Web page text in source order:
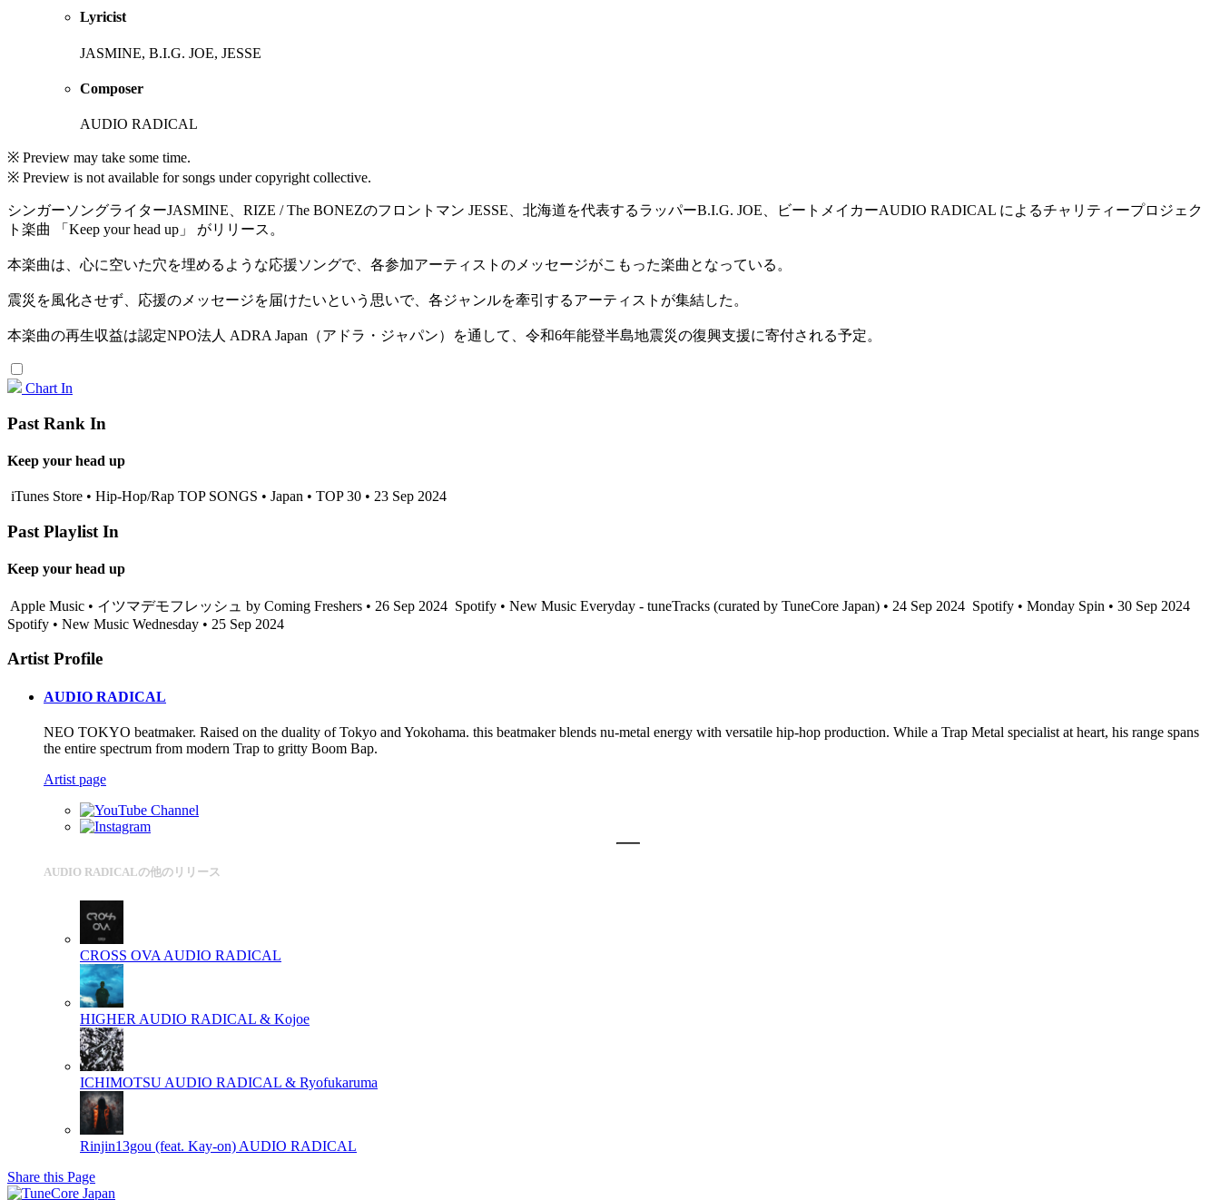
Lyricist
JASMINE, B.I.G. JOE, JESSE
Composer
AUDIO RADICAL
※ Preview may take some time.
※ Preview is not available for songs under copyright collective.
シンガーソングライターJASMINE、RIZE / The BONEZのフロントマン JESSE、北海道を代表するラッパーB.I.G. JOE、ビートメイカーAUDIO RADICAL によるチャリティープロジェク
ト楽曲 「Keep your head up」 がリリース。
本楽曲は、心に空いた穴を埋めるような応援ソングで、各参加アーティストのメッセージがこもった楽曲となっている。
震災を風化させず、応援のメッセージを届けたいという思いで、各ジャンルを牽引するアーティストが集結した。
本楽曲の再生収益は認定NPO法人 ADRA Japan（アドラ・ジャパン）を通して、令和6年能登半島地震災の復興支援に寄付される予定。
Chart In
Past Rank In
Keep your head up
iTunes Store • Hip-Hop/Rap TOP SONGS • Japan • TOP 30 • 23 Sep 2024
Past Playlist In
Keep your head up
Apple Music • イツマデモフレッシュ by Coming Freshers • 26 Sep 2024 Spotify • New Music Everyday - tuneTracks (curated by TuneCore Japan) • 24 Sep 2024 Spotify • Monday Spin • 30 Sep 2024
Spotify • New Music Wednesday • 25 Sep 2024
Artist Profile
AUDIO RADICAL
NEO TOKYO beatmaker. Raised on the duality of Tokyo and Yokohama. this beatmaker blends nu-metal energy with versatile hip-hop production. While a Trap Metal specialist at heart, his range spans
the entire spectrum from modern Trap to gritty Boom Bap.
Artist page
AUDIO RADICALの他のリリース
CROSS OVA AUDIO RADICAL
HIGHER AUDIO RADICAL & Kojoe
ICHIMOTSU AUDIO RADICAL & Ryofukaruma
Rinjin13gou (feat. Kay-on) AUDIO RADICAL
Share this Page